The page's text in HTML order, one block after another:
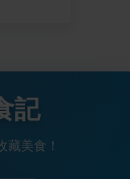
記
藏美食！